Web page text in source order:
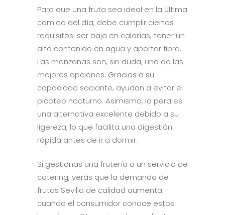
Para que una fruta sea ideal en la última
comida del día, debe cumplir ciertos
requisitos: ser baja en calorías, tener un
alto contenido en agua y aportar fibra.
Las manzanas son, sin duda, una de las
mejores opciones. Gracias a su
capacidad saciante, ayudan a evitar el
picoteo nocturno. Asimismo, la pera es
una alternativa excelente debido a su
ligereza, lo que facilita una digestión
rápida antes de ir a dormir.
Si gestionas una frutería o un servicio de
catering, verás que la demanda de
frutas Sevilla de calidad aumenta
cuando el consumidor conoce estos